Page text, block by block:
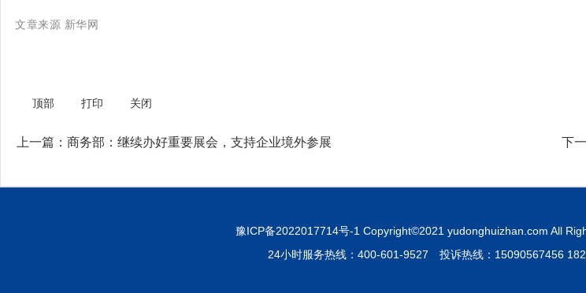
文章来源 新华网
顶部 打印 关闭
上一篇： 商务部：继续办好重要展会，支持企业境外参展 下
豫ICP备2022017714号-1 Copyright©2021 yudonghuizhan.com All
24小时服务热线：400-601-9527 投诉热线：15090567456